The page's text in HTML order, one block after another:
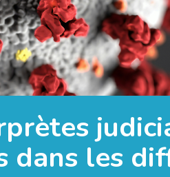
dans les